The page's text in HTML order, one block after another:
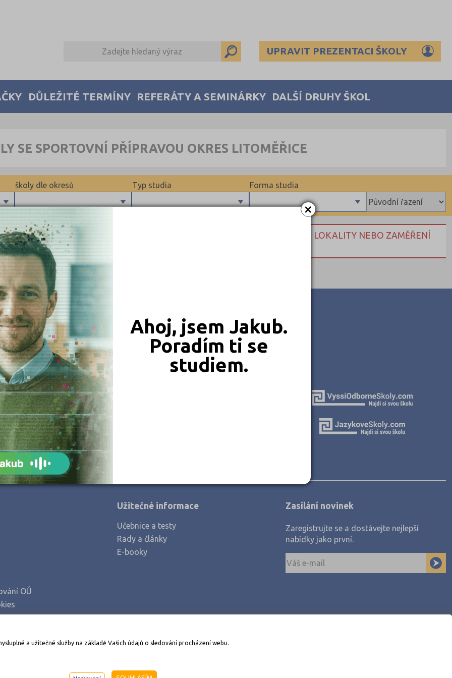
×
Ahoj, jsem Jakub.
Poradím ti se
studiem.
UPRAVIT PREZENTACI ŠKOLY
DŮLEŽITÉ TERMÍNY REFERÁTY A SEMINÁRKY DALŠÍ DRUHY ŠKOL
SE SPORTOVNÍ PŘÍPRAVOU OKRES LITOMĚŘICE
Forma studia
Typ studia
školy dle okresů
Brno-město (1)
České Budějovice (1)
Jablonec nad Nisou (1)
Jeseník (1)
Jihlava (1)
Kladno (1)
Most (1)
Ostrava-město (1)
Pardubice (1)
Plzeň-město (1)
Praha hlavní město (4)
Prachatice (1)
Prostějov (1)
Semily (1)
Zlín (1)
Žďár nad Sázavou (1)
ZÁZNAMY, PŘEFORMULUJTE PROSÍM VÁŠ DOTAZ NEBO HLEDEJTE DLE LOKALITY NEBO ZAMĚŘENÍ
JSME TAM, KDE JSTE VY
Naše projekty
OÚ
Stáhněte si aplikaci Adresář škol
Užitečné informace
Učebnice a testy
Rady a články
E-booky
Zasílání novinek
Zaregistrujte se a dostávejte nejlepší
nabídky jako první.
AMOS KamPoMaturite.cz, s.r.o., stránky vytvořilo
a užitečné služby na základě Vašich údajů o sledování procházení webu.